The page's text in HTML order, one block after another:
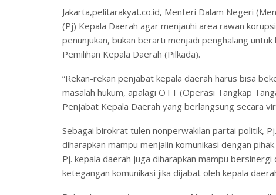
Jakarta,pelitarakyat.co.id, Menteri Dalam Negeri
(Pj) Kepala Daerah agar menjauhi area rawan
penunjukan, bukan berarti menjadi penghalang
Pemilihan Kepala Daerah (Pilkada).
“Rekan-rekan penjabat kepala daerah harus bisa
masalah hukum, apalagi OTT (Operasi Tangkap
Penjabat Kepala Daerah yang berlangsung secara
Sebagai birokrat tulen nonperwakilan partai politik,
diharapkan mampu menjalin komunikasi dengan
Pj. kepala daerah juga diharapkan mampu
ketegangan komunikasi jika dijabat oleh kepala